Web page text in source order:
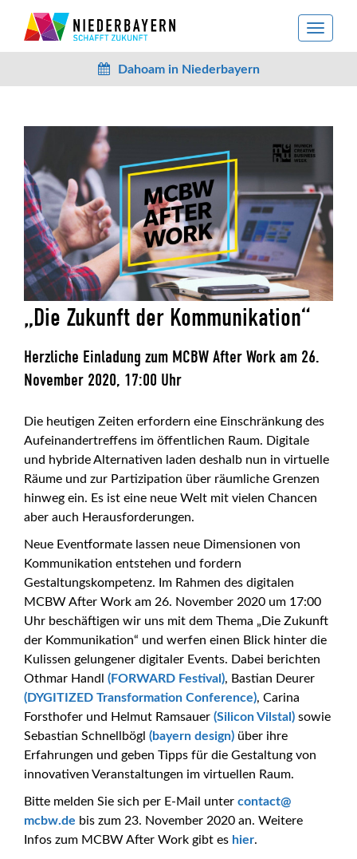
toggle
Dahoam in Niederbayern
„Die Zukunft der Kommunikation“
Herzliche Einladung zum MCBW After Work am 26.
November 2020, 17:00 Uhr
Die heutigen Zeiten erfordern eine Einschränkung des
Aufeinandertreffens im öffentlichen Raum. Digitale
und hybride Alternativen laden deshalb nun in virtuelle
Räume und zur Partizipation über räumliche Grenzen
hinweg ein. Es ist eine neue Welt mit vielen Chancen
aber auch Herausforderungen.
Neue Eventformate lassen neue Dimensionen von
Kommunikation entstehen und fordern
Gestaltungskompetenz. Im Rahmen des digitalen
MCBW After Work am 26. November 2020 um 17:00
Uhr beschäftigen wir uns mit dem Thema „Die Zukunft
der Kommunikation“ und werfen einen Blick hinter die
Kulissen gelungener digitaler Events. Dabei berichten
Othmar Handl (FORWARD Festival), Bastian Deurer
(DYGITIZED Transformation Conference), Carina
Forsthofer und Helmut Ramsauer (Silicon Vilstal) sowie
Sebastian Schnellbögl (bayern design) über ihre
Erfahrungen und geben Tipps für die Gestaltung von
innovativen Veranstaltungen im virtuellen Raum.
Bitte melden Sie sich per E-Mail unter contact
mcbw.de bis zum 23. November 2020 an. Weitere
Infos zum MCBW After Work gibt es hier.